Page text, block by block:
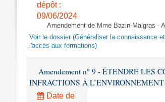
dépôt :
09/06/2024
Amendement de Mme Bazin-Malgras -
Voir le dossier (Généraliser la connaissance
l'accès aux formations)
Amendement n° 9 - ÉTENDRE LES
INFRACTIONS À L’ENVIRONNEMENT
Date de